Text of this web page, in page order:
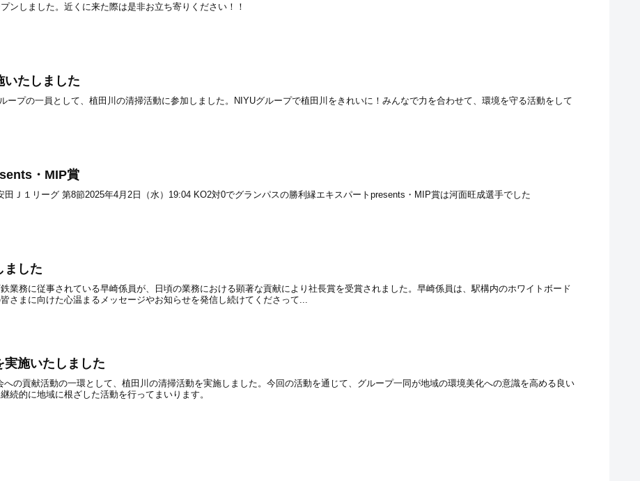
ンしました。近くに来た際は是非お立ち寄りください！！
いたしました
ープの一員として、植田川の清掃活動に参加しました。NIYUグループで植田川をきれいに！みんなで力を合わせて、環境を守る活動をして
・MIP賞
田Ｊ１リーグ 第8節2025年4月2日（水）19:04 KO2対0でグランパスの勝利縁エキスパートpresents・MIP賞は河面旺成選手でした
ました
業務に従事されている早崎係員が、日頃の業務における顕著な貢献により社長賞を受賞されました。早崎係員は、駅構内のホワイトボード
さまに向けた心温まるメッセージやお知らせを発信し続けてくださって...
実施いたしました
への貢献活動の一環として、植田川の清掃活動を実施しました。今回の活動を通じて、グループ一同が地域の環境美化への意識を高める良い
続的に地域に根ざした活動を行ってまいります。